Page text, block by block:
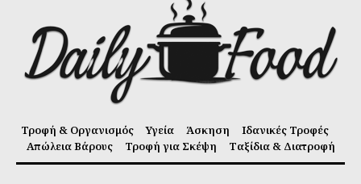
Τροφή & Οργανισμός Υγεία Άσκηση
Ιδανικές Τροφές
Απώλεια Βάρους
Τροφή για Σκέψη Ταξίδια & Διατροφή